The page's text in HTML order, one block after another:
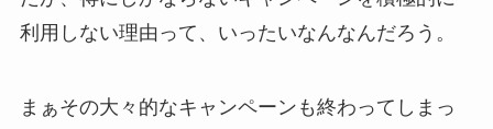
利用しない理由って、いったいなんなんだろう。
まぁその大々的なキャンペーンも終わってしまっ